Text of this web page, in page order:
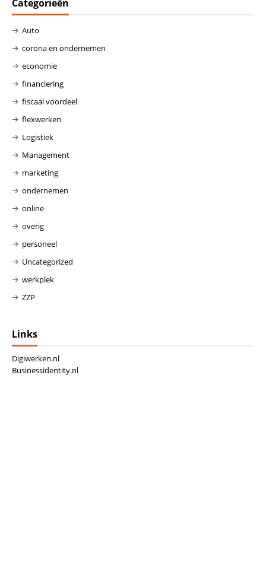
Categorieën
Auto
corona en ondernemen
economie
financiering
fiscaal voordeel
flexwerken
Logistiek
Management
marketing
ondernemen
online
overig
personeel
Uncategorized
werkplek
ZZP
Links
Digiwerken.nl
Businessidentity.nl